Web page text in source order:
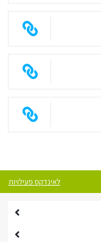
לאינדקס פעילויות